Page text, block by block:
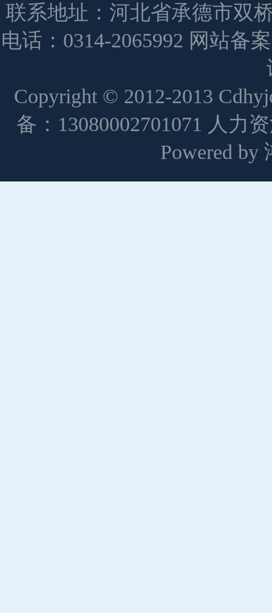
联系地址：河北省承德市双
电话：0314-2065992 网站备
Copyright © 2012-2013
备：13080002701071 人力
Powered by